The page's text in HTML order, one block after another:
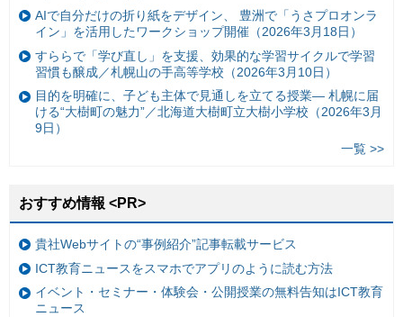
AIで自分だけの折り紙をデザイン、 豊洲で「うさプロオンラ
イン」を活用したワークショップ開催（2026年3月18日）
すららで「学び直し」を支援、効果的な学習サイクルで学習
習慣も醸成／札幌山の手高等学校（2026年3月10日）
目的を明確に、子ども主体で見通しを立てる授業— 札幌に届
ける“大樹町の魅力”／北海道大樹町立大樹小学校（2026年3月
9日）
一覧 >>
おすすめ情報 <PR>
貴社Webサイトの“事例紹介”記事転載サービス
ICT教育ニュースをスマホでアプリのように読む方法
イベント・セミナー・体験会・公開授業の無料告知はICT教育
ニュース